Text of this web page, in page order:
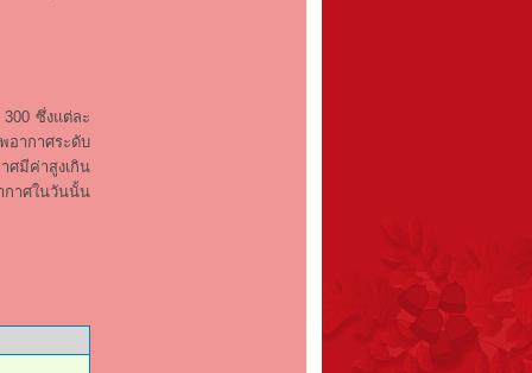
ซึ่งแต่ละ
ากาศระดับ
มีค่าสูงเกิน
กาศในวันนั้น